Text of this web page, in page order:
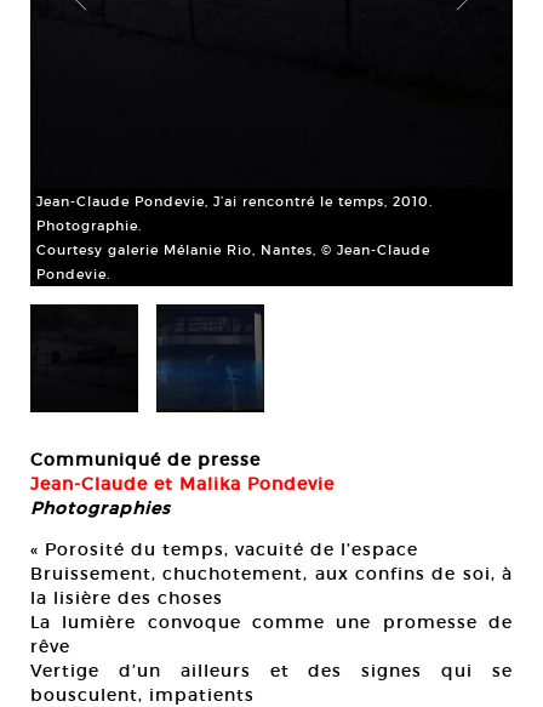
Jean-Claude Pondevie, J’ai rencontré le temps, 2010.
Photographie.
Courtesy galerie Mélanie Rio, Nantes, © Jean-Claude
Pondevie.
Communiqué de presse
Jean-Claude et Malika Pondevie
Photographies
« Porosité du temps, vacuité de l’espace
Bruissement, chuchotement, aux confins de soi, à
la lisière des choses
La lumière convoque comme une promesse de
rêve
Vertige d’un ailleurs et des signes qui se
bousculent, impatients